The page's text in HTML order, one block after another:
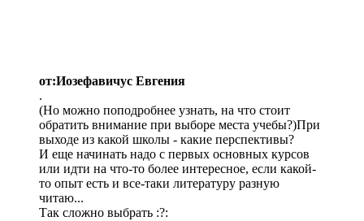
от:Иозефавичус Евгения
.
(Но можно поподробнее узнать, на что стоит
обратить внимание при выборе места учебы?)При
выходе из какой школы - какие перспективы?
И еще начинать надо с первых основных курсов
или идти на что-то более интересное, если какой-
то опыт есть и все-таки литературу разную
читаю...
Так сложно выбрать :?: